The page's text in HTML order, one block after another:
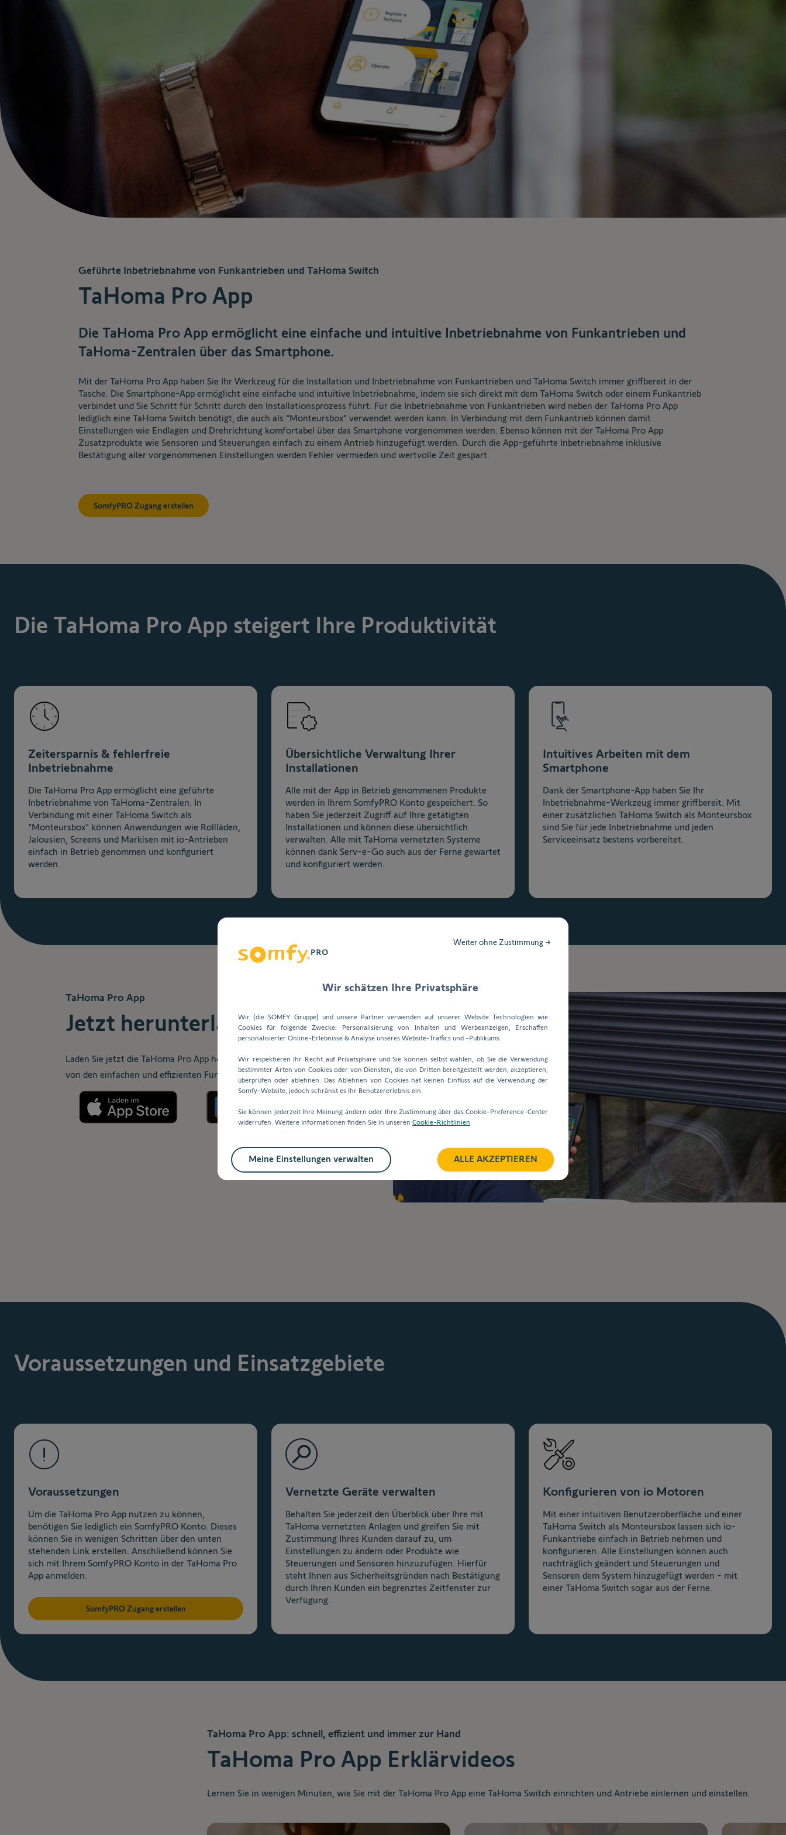
Geführte Inbetriebnahme von Funkantrieben und TaHoma Switch
TaHoma Pro App
Die TaHoma Pro App ermöglicht eine einfache und intuitive Inbetriebnahme von Funkantrieben und
TaHoma-Zentralen über das Smartphone.
Mit der TaHoma Pro App haben Sie Ihr Werkzeug für die Installation und Inbetriebnahme von Funkantrieben und TaHoma Switch immer griffbereit in der
Tasche. Die Smartphone-App ermöglicht eine einfache und intuitive Inbetriebnahme, indem sie sich direkt mit dem TaHoma Switch oder einem Funkantrieb
verbindet und Sie Schritt für Schritt durch den Installationsprozess führt. Für die Inbetriebnahme von Funkantrieben wird neben der TaHoma Pro App
lediglich eine TaHoma Switch benötigt, die auch als "Monteursbox" verwendet werden kann. In Verbindung mit dem Funkantrieb können damit
Einstellungen wie Endlagen und Drehrichtung komfortabel über das Smartphone vorgenommen werden. Ebenso können mit der TaHoma Pro App
Zusatzprodukte wie Sensoren und Steuerungen einfach zu einem Antrieb hinzugefügt werden. Durch die App-geführte Inbetriebnahme inklusive
Bestätigung aller vorgenommenen Einstellungen werden Fehler vermieden und wertvolle Zeit gespart.
SomfyPRO Zugang erstellen
Die TaHoma Pro App steigert Ihre Produktivität
Zeitersparnis & fehlerfreie
Inbetriebnahme
Die TaHoma Pro App ermöglicht eine geführte
Inbetriebnahme von TaHoma-Zentralen. In
Verbindung mit einer TaHoma Switch als
"Monteursbox" können Anwendungen wie Rollläden,
Jalousien, Screens und Markisen mit io-Antrieben
einfach in Betrieb genommen und konfiguriert
werden.
Übersichtliche Verwaltung Ihrer
Installationen
Alle mit der App in Betrieb genommenen Produkte
werden in Ihrem SomfyPRO Konto gespeichert. So
haben Sie jederzeit Zugriff auf Ihre getätigten
Installationen und können diese übersichtlich
verwalten. Alle mit TaHoma vernetzten Systeme
können dank Serv-e-Go auch aus der Ferne gewartet
und konfiguriert werden.
Intuitives Arbeiten mit dem
Smartphone
Dank der Smartphone-App haben Sie Ihr
Inbetriebnahme-Werkzeug immer griffbereit. Mit
einer zusätzlichen TaHoma Switch als Monteursbox
sind Sie für jede Inbetriebnahme und jeden
Serviceeinsatz bestens vorbereitet.
TaHoma Pro App
Jetzt herunterladen
Laden Sie jetzt die TaHoma Pro App herunter und profitieren Sie
von den einfachen und effizienten Funktionen.
Voraussetzungen und Einsatzgebiete
Voraussetzungen
Um die TaHoma Pro App nutzen zu können,
benötigen Sie lediglich ein SomfyPRO Konto. Dieses
können Sie in wenigen Schritten über den unten
stehenden Link erstellen. Anschließend können Sie
sich mit Ihrem SomfyPRO Konto in der TaHoma Pro
App anmelden.
SomfyPRO Zugang erstellen
Vernetzte Geräte verwalten
Behalten Sie jederzeit den Überblick über Ihre mit
TaHoma vernetzten Anlagen und greifen Sie mit
Zustimmung Ihres Kunden darauf zu, um
Einstellungen zu ändern oder Produkte wie
Steuerungen und Sensoren hinzuzufügen. Hierfür
steht Ihnen aus Sicherheitsgründen nach Bestätigung
durch Ihren Kunden ein begrenztes Zeitfenster zur
Verfügung.
Konfigurieren von io Motoren
Mit einer intuitiven Benutzeroberfläche und einer
TaHoma Switch als Monteursbox lassen sich io-
Funkantriebe einfach in Betrieb nehmen und
konfigurieren. Alle Einstellungen können auch
nachträglich geändert und Steuerungen und
Sensoren dem System hinzugefügt werden - mit
einer TaHoma Switch sogar aus der Ferne.
TaHoma Pro App: schnell, effizient und immer zur Hand
TaHoma Pro App Erklärvideos
Lernen Sie in wenigen Minuten, wie Sie mit der TaHoma Pro App eine TaHoma Switch einrichten und Antriebe einlernen und einstellen.
Wir schätzen Ihre Privatsphäre
Wir (die SOMFY Gruppe) und unsere Partner verwenden auf unserer Website Technologien wie
Cookies für folgende Zwecke: Personalisierung von Inhalten und Werbeanzeigen, Erschaffen
personalisierter Online-Erlebnisse & Analyse unseres Website-Traffics und -Publikums.
Wir respektieren Ihr Recht auf Privatsphäre und Sie können selbst wählen, ob Sie die Verwendung
bestimmter Arten von Cookies oder von Diensten, die von Dritten bereitgestellt werden, akzeptieren,
überprüfen oder ablehnen. Das Ablehnen von Cookies hat keinen Einfluss auf die Verwendung der
Somfy-Website, jedoch schränkt es Ihr Benutzererlebnis ein.
Sie können jederzeit Ihre Meinung ändern oder Ihre Zustimmung über das Cookie-Preference-Center
widerrufen. Weitere Informationen finden Sie in unseren Cookie-Richtlinien
Weiter ohne Zustimmung →
ALLE AKZEPTIEREN
Meine Einstellungen verwalten